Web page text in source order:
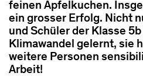
feinen Apfelkuchen.
ein grosser Erfolg. Nicht
und Schüler der Klasse
Klimawandel gelernt, sie
weitere Personen
Arbeit!